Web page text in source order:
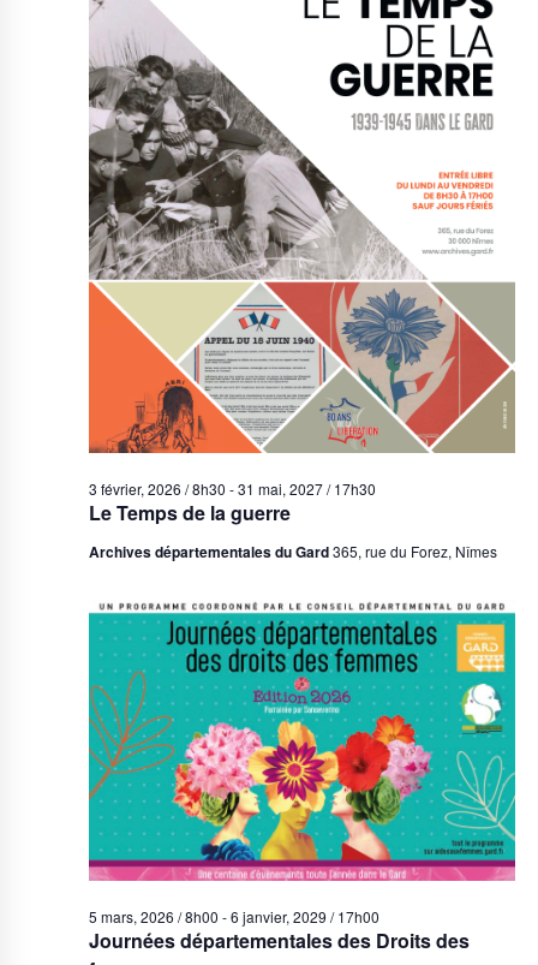
Le Temps de la guerre
3 février, 2026 / 8h30 -31 mai, 2027 / 17h30
Archives départementales du Gard365, rue du Forez, Nîmes
Journées départementales des Droits des
5 mars, 2026 / 8h00 -6 janvier, 2029 / 17h00